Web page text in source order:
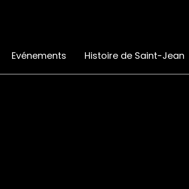
Evénements Histoire de Saint-Jean